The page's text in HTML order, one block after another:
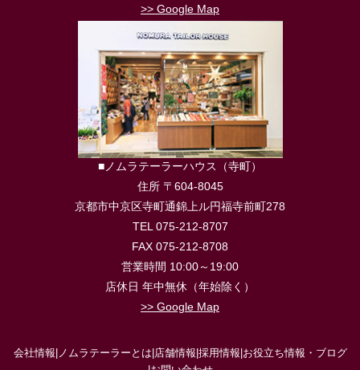
>> Google Map
■ノムラテーラーハウス（寺町）
住所 〒604-8045
京都市中京区寺町通錦上ル円福寺前町278
TEL 075-212-8707
FAX 075-212-8708
営業時間 10:00～19:00
店休日 年中無休（年始除く）
>> Google Map
会社情報 ノムラテーラーとは 店舗情報 採用情報 お役立ち情報・ブログ